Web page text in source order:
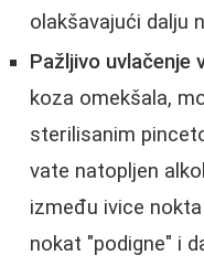
olakšavajući dalju
Pažljivo uvlačenje
koza omekšala,
sterilisanim
vate natopljen
između ivice
nokat "podigne" i